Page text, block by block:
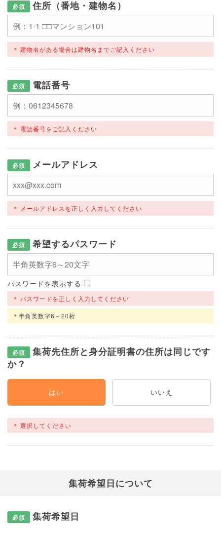
必須 住所（番地・建物名）
建物名がある場合は建物名までご記入ください
必須 電話番号
電話番号をご記入ください
必須 メールアドレス
メールアドレスを正しく入力してください
必須 希望するパスワード
パスワードを表示する
パスワードを正しく入力してください
＊半角英数字6～20桁
必須
集荷先住所と身分証明書の住所は同じです
か？
はい いいえ
選択してください
集荷希望日について
必須 集荷希望日